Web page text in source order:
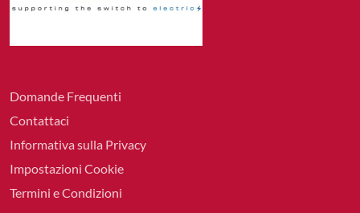
Domande Frequenti
Contattaci
Informativa sulla Privacy
Impostazioni Cookie
Termini e Condizioni